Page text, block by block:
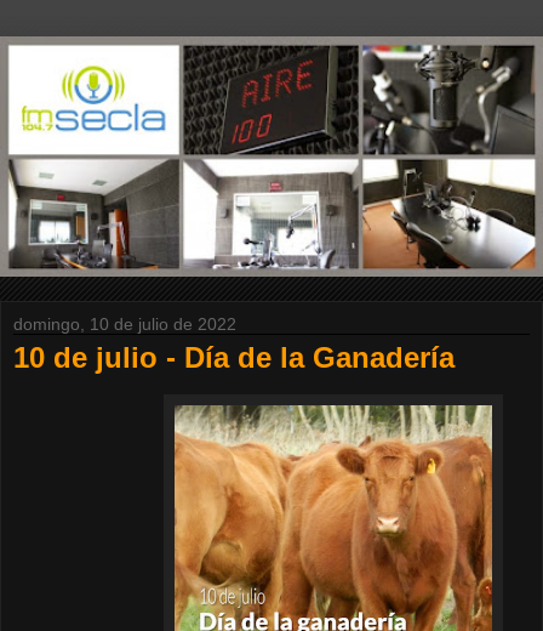
domingo, 10 de julio de 2022
10 de julio - Día de la Ganadería